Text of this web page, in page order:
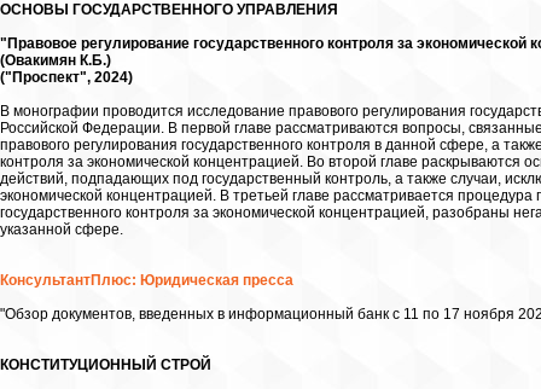
ОСНОВЫ ГОСУДАРСТВЕННОГО УПРАВЛЕНИЯ
"Правовое регулирование государственного контроля за
(Овакимян К.Б.)
("Проспект", 2024)
В монографии проводится исследование правового регулирования
Российской Федерации. В первой главе рассматриваются вопросы,
правового регулирования государственного контроля в данной сфере, а
контроля за экономической концентрацией. Во второй главе
действий, подпадающих под государственный контроль, а также случаи,
экономической концентрацией. В третьей главе рассматривается
государственного контроля за экономической концентрацией, разобраны
указанной сфере.
КонсультантПлюс: Юридическая пресса
"Обзор документов, введенных в информационный банк с 11 по 17 ноября
КОНСТИТУЦИОННЫЙ СТРОЙ